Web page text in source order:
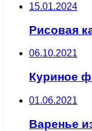
15.01.2024
Рисовая
06.10.2021
Куриное
01.06.2021
Варенье